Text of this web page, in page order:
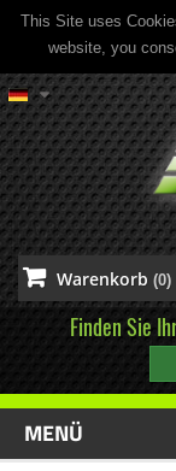
This Site uses
website, you
Warenkorb (0)
Finden Sie
MENÜ